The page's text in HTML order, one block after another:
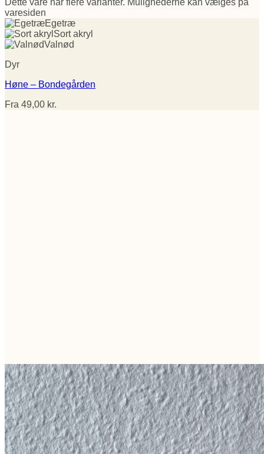
Dette vare har flere varianter. Mulighederne kan vælges på
varesiden
Egetræ
Sort akryl
Valnød
Dyr
Høne – Bondegården
Fra 49,00 kr.